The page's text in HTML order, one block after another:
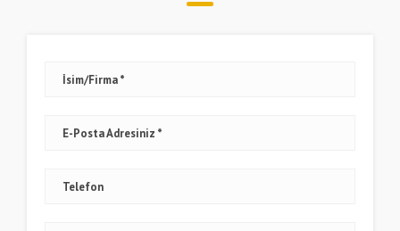
İsim/Firma
E-Posta Adresiniz
Telefon